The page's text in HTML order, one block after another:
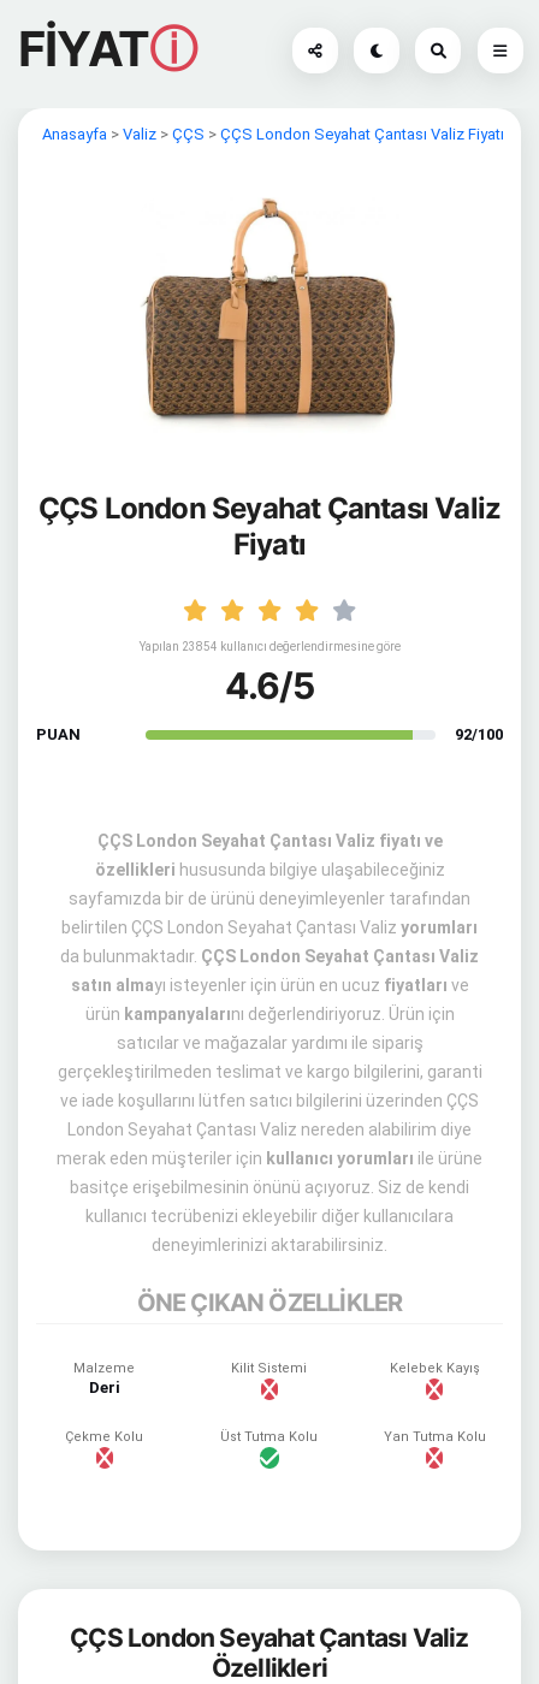
FİYATⓘ
Anasayfa > Valiz > ÇÇS > ÇÇS London Seyahat Çantası Valiz Fiyatı
ÇÇS London Seyahat Çantası Valiz
Fiyatı
Yapılan 23854 kullanıcı değerlendirmesine göre
4.6/5
PUAN 92/100
ÇÇS London Seyahat Çantası Valiz fiyatı ve
özellikleri hususunda bilgiye ulaşabileceğiniz
sayfamızda bir de ürünü deneyimleyenler tarafından
belirtilen ÇÇS London Seyahat Çantası Valiz yorumları
da bulunmaktadır. ÇÇS London Seyahat Çantası Valiz
satın almayı isteyenler için ürün en ucuz fiyatları ve
ürün kampanyalarını değerlendiriyoruz. Ürün için
satıcılar ve mağazalar yardımı ile sipariş
gerçekleştirilmeden teslimat ve kargo bilgilerini, garanti
ve iade koşullarını lütfen satıcı bilgilerini üzerinden ÇÇS
London Seyahat Çantası Valiz nereden alabilirim diye
merak eden müşteriler için kullanıcı yorumları ile ürüne
basitçe erişebilmesinin önünü açıyoruz. Siz de kendi
kullanıcı tecrübenizi ekleyebilir diğer kullanıcılara
deneyimlerinizi aktarabilirsiniz.
ÖNE ÇIKAN ÖZELLİKLER
Malzeme
Deri
Kilit Sistemi Kelebek Kayış
Çekme Kolu Üst Tutma Kolu Yan Tutma Kolu
ÇÇS London Seyahat Çantası Valiz
Özellikleri